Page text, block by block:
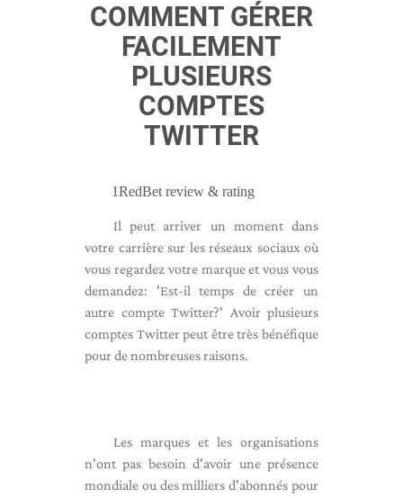
COMMENT GÉRER
FACILEMENT
PLUSIEURS
COMPTES
TWITTER
1RedBet review & rating
Il peut arriver un moment dans
votre carrière sur les réseaux sociaux où
vous regardez votre marque et vous vous
demandez: 'Est-il temps de créer un
autre compte Twitter?' Avoir plusieurs
comptes Twitter peut être très bénéfique
pour de nombreuses raisons.
Les marques et les organisations
n'ont pas besoin d'avoir une présence
mondiale ou des milliers d'abonnés pour